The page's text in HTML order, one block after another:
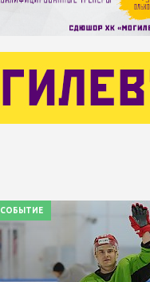
СОБЫТИЕ